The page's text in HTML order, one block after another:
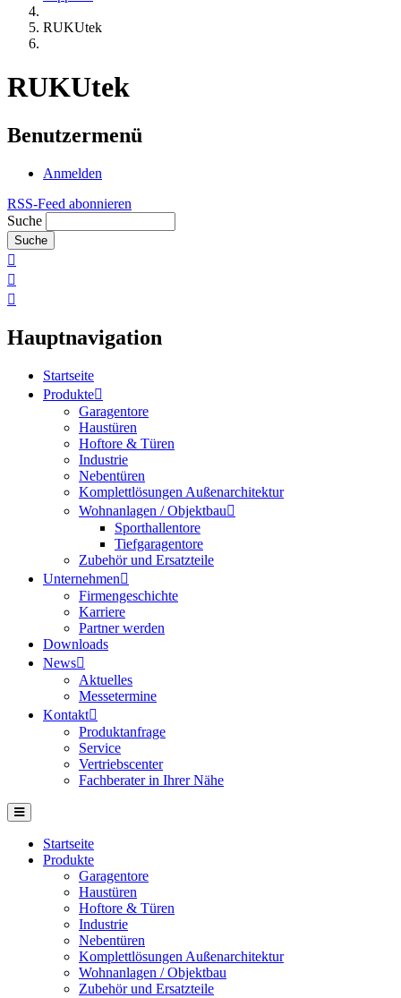
RUKUtek
RUKUtek
Benutzermenü
Anmelden
RSS-Feed abonnieren
Suche
Hauptnavigation
Startseite
Produkte
Garagentore
Haustüren
Hoftore & Türen
Industrie
Nebentüren
Komplettlösungen Außenarchitektur
Wohnanlagen / Objektbau
Sporthallentore
Tiefgaragentore
Zubehör und Ersatzteile
Unternehmen
Firmengeschichte
Karriere
Partner werden
Downloads
News
Aktuelles
Messetermine
Kontakt
Produktanfrage
Service
Vertriebscenter
Fachberater in Ihrer Nähe
Startseite
Produkte
Garagentore
Haustüren
Hoftore & Türen
Industrie
Nebentüren
Komplettlösungen Außenarchitektur
Wohnanlagen / Objektbau
Zubehör und Ersatzteile